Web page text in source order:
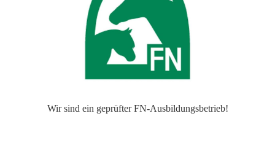
Wir sind ein geprüfter FN-Ausbildungsbetrieb!